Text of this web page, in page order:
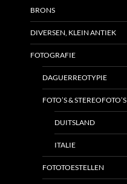
BRONS
DIVERSEN, KLEIN ANTIEK
FOTOGRAFIE
DAGUERREOTYPIE
FOTO’S & STEREOFOTO’S
DUITSLAND
ITALIE
FOTOTOESTELLEN